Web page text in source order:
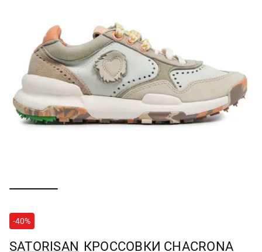
-40%
SATORISAN КРОССОВКИ CHACRONA